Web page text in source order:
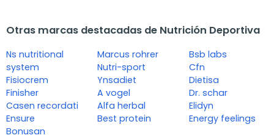
Otras marcas destacadas de Nutrición Deportiva
Ns nutritional
system
Fisiocrem
Finisher
Casen recordati
Ensure
Bonusan
Marcus rohrer
Nutri-sport
Ynsadiet
A vogel
Alfa herbal
Best protein
Bsb labs
Cfn
Dietisa
Dr. schar
Elidyn
Energy feelings